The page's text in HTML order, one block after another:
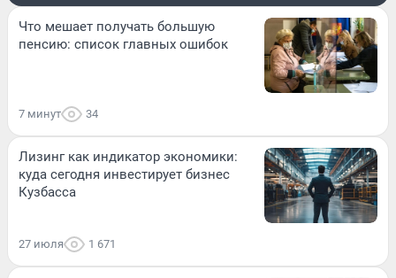
Что мешает получать большую
пенсию: список главных ошибок
7 минут 34
Лизинг как индикатор экономики:
куда сегодня инвестирует бизнес
Кузбасса
27 июля 1 671